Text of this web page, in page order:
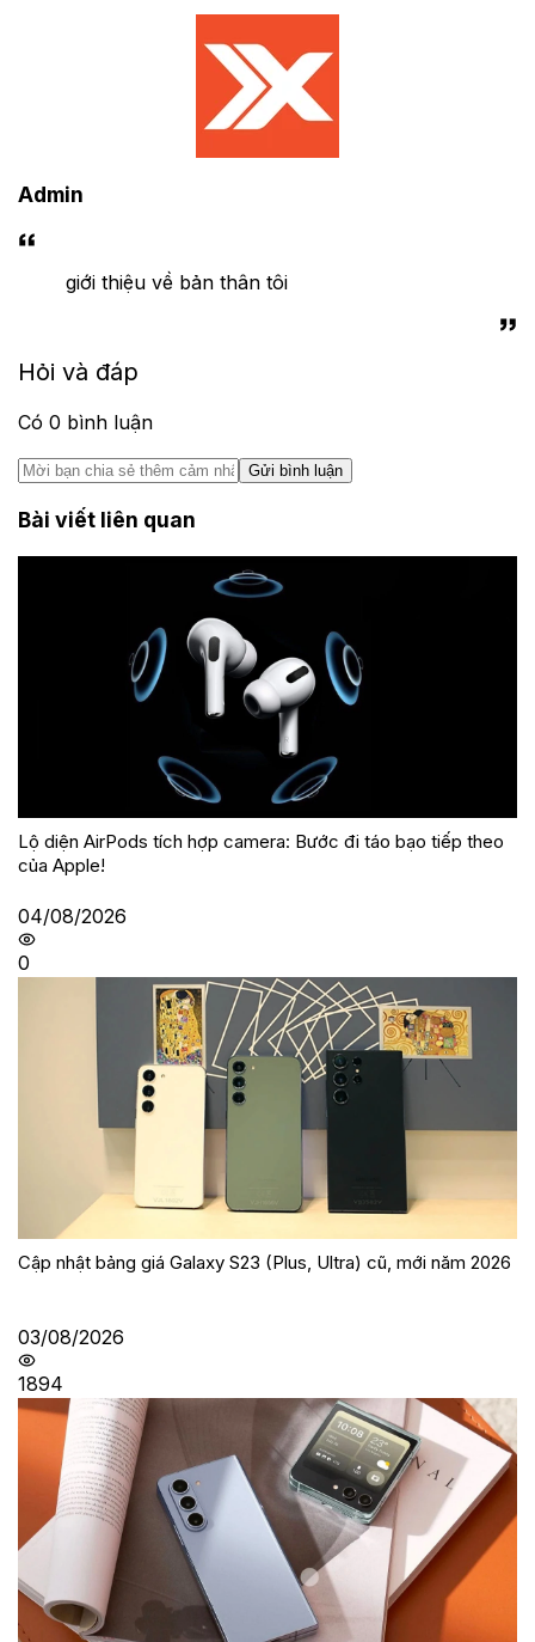
Admin
giới thiệu về bản thân tôi
Hỏi và đáp
Có 0 bình luận
Gửi bình luận
Bài viết liên quan
Lộ diện AirPods tích hợp camera: Bước đi táo bạo tiếp theo
của Apple!
04/08/2026
0
Cập nhật bảng giá Galaxy S23 (Plus, Ultra) cũ, mới năm 2026
03/08/2026
1894